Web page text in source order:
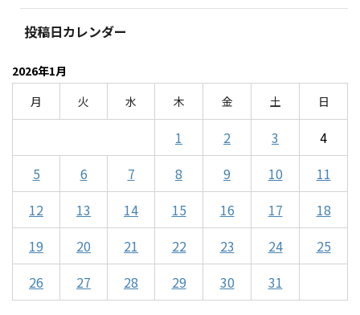
投稿日カレンダー
2026年1月
月
火 水 木 金 土 日
1 2 3
4
5
6 7 8 9 10
11
12
13 14 15 16 17
18
19
20 21 22 23 24
25
26
27 28 29 30 31